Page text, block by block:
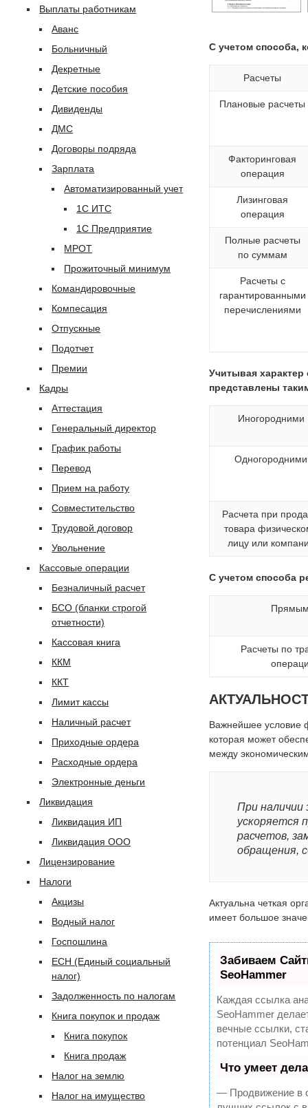
С учетом способа,
Расчеты
Плановые расчеты
Факторинговая
операция
Лизинговая
операция
Полные расчеты
по суммам
Расчеты с
гарантированными
перечислениями
Учитывая характер
представлены
Иногородними
Одногородними
Расчета при
товара
лицу или
С учетом способа
Расчеты по
Важнейшее условие
которая может
между
При наличии
ускоряется
расчетов,
обращения,
Актуальна четкая
имеет большое
Забиваем
SeoHammer
Каждая ссылка
SeoHammer
вечные ссылки,
потенциал
Что умеет
— Продвижение в
Выплаты работникам
Аванс
Больничный
Декретные
Детские пособия
Дивиденды
ДМС
Договоры подряда
Зарплата
Автоматизированный учет
1С ИТС
1С Предприятие
МРОТ
Прожиточный минимум
Командировочные
Компесация
Отпускные
Подотчет
Премии
Кадры
Аттестация
Генеральный директор
График работы
Перевод
Прием на работу
Совместительство
Трудовой договор
Увольнение
Кассовые операции
Безналичный расчет
БСО (бланки строгой
отчетности)
Кассовая книга
ККМ
ККТ
Лимит кассы
Наличный расчет
Приходные ордера
Расходные ордера
Электронные деньги
Ликвидация
Ликвидация ИП
Ликвидация ООО
Лицензирование
Налоги
Акцизы
Водный налог
Госпошлина
ЕСН (Единый социальный
налог)
Задолженность по налогам
Книга покупок и продаж
Книга покупок
Книга продаж
Налог на землю
Налог на имущество